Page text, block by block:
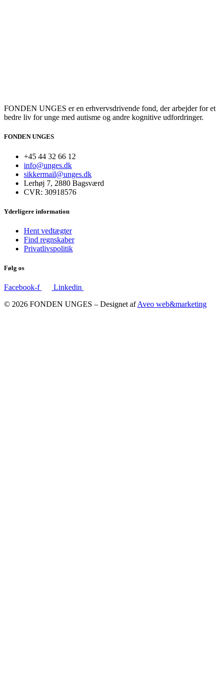
FONDEN UNGES er en erhvervsdrivende fond, der arbejder for et
bedre liv for unge med autisme og andre kognitive udfordringer.
FONDEN UNGES
+45 44 32 66 12
info@unges.dk
sikkermail@unges.dk
Lerhøj 7, 2880 Bagsværd
CVR: 30918576
Yderligere information
Hent vedtægter
Find regnskaber
Privatlivspolitik
Følg os
Facebook-f
Linkedin
© 2026 FONDEN UNGES – Designet afAveo web&marketing